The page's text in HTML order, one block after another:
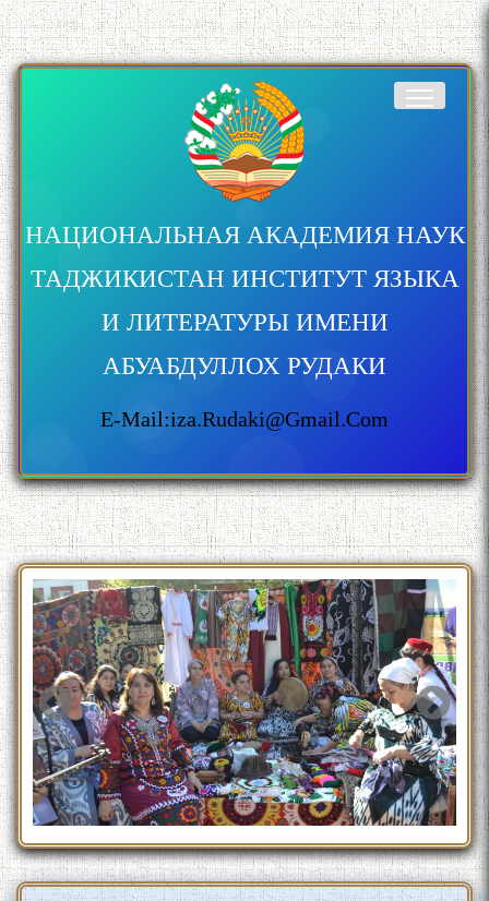
НАЦИОНАЛЬНАЯ АКАДЕМИЯ НАУК
ТАДЖИКИСТАН ИНСТИТУТ ЯЗЫКА
И ЛИТЕРАТУРЫ ИМЕНИ
АБУАБДУЛЛОХ РУДАКИ
E-Mail:iza.rudaki@gmail.com